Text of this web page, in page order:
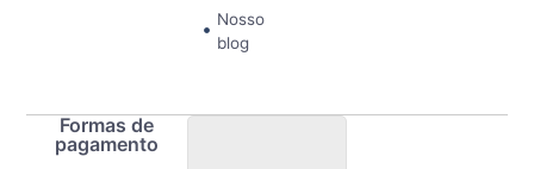
Nosso
blog
Formas de
pagamento